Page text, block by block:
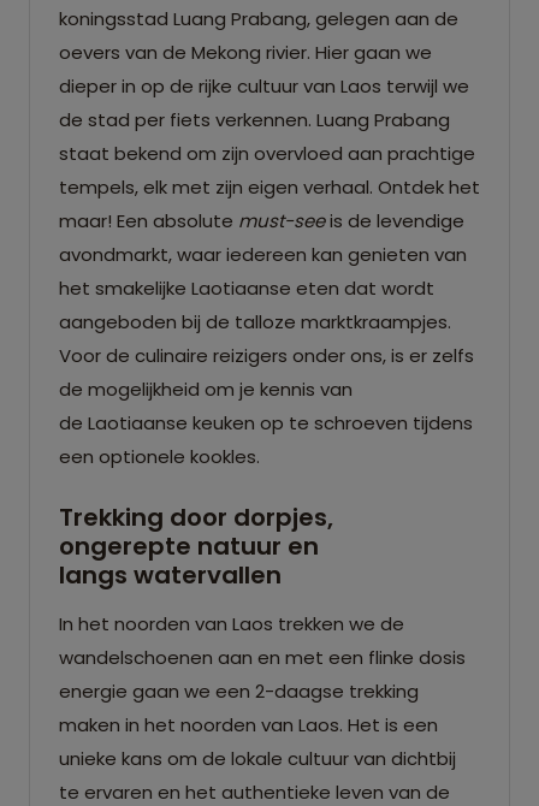
koningsstad Luang Prabang, gelegen aan de
oevers van de Mekong rivier. Hier gaan we
dieper in op de rijke cultuur van Laos terwijl we
de stad per fiets verkennen. Luang Prabang
staat bekend om zijn overvloed aan prachtige
tempels, elk met zijn eigen verhaal. Ontdek het
maar! Een absolute must-seeis de levendige
avondmarkt, waar iedereen kan genieten van
het smakelijke Laotiaanse eten dat wordt
aangeboden bij de talloze marktkraampjes.
Voor de culinaire reizigers onder ons, is er zelfs
de mogelijkheid om je kennis van
de Laotiaanse keuken op te schroeven tijdens
een optionele kookles.
Trekking door dorpjes,
ongerepte natuur en
langs watervallen
In het noorden van Laos trekken we de
wandelschoenen aan en met een flinke dosis
energie gaan we een 2-daagse trekking
maken in het noorden van Laos. Het is een
unieke kans om de lokale cultuur van dichtbij
te ervaren en het authentieke leven van de